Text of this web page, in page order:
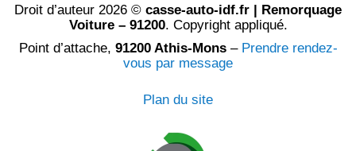
Droit d’auteur 2026 © casse-auto-idf.fr | Remorquage
Voiture – 91200. Copyright appliqué.
Point d’attache, 91200 Athis-Mons– Prendre rendez-
vous par message
Plan du site